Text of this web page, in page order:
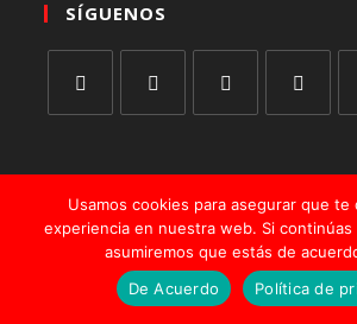
SÍGUENOS
Política de cookies Políticas de
PARKOURPHYSIO ©
Usamos cookies para asegurar que te
experiencia en nuestra web. Si
asumiremos que estás de
De Acuerdo
Política de